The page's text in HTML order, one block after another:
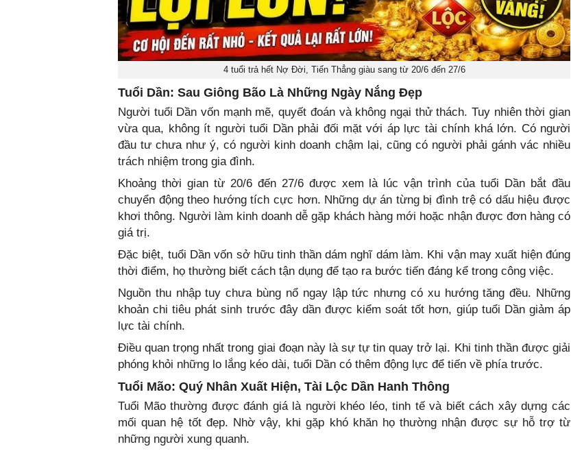
4 tuổi trả hết Nợ Đời, Tiến Thẳng giàu sang từ 20/6 đến 27/6
Tuổi Dần: Sau Giông Bão Là Những Ngày Nắng Đẹp
Người tuổi Dần vốn mạnh mẽ, quyết đoán và không ngại thử thách. Tuy nhiên thời gian
vừa qua, không ít người tuổi Dần phải đối mặt với áp lực tài chính khá lớn. Có người
đầu tư chưa như ý, có người kinh doanh chậm lại, cũng có người phải gánh vác nhiều
trách nhiệm trong gia đình.
Khoảng thời gian từ 20/6 đến 27/6 được xem là lúc vận trình của tuổi Dần bắt đầu
chuyển động theo hướng tích cực hơn. Những dự án từng bị đình trệ có dấu hiệu được
khơi thông. Người làm kinh doanh dễ gặp khách hàng mới hoặc nhận được đơn hàng có
giá trị.
Đặc biệt, tuổi Dần vốn sở hữu tinh thần dám nghĩ dám làm. Khi vận may xuất hiện đúng
thời điểm, họ thường biết cách tận dụng để tạo ra bước tiến đáng kể trong công việc.
Nguồn thu nhập tuy chưa bùng nổ ngay lập tức nhưng có xu hướng tăng đều. Những
khoản chi tiêu phát sinh trước đây dần được kiểm soát tốt hơn, giúp tuổi Dần giảm áp
lực tài chính.
Điều quan trọng nhất trong giai đoạn này là sự tự tin quay trở lại. Khi tinh thần được giải
phóng khỏi những lo lắng kéo dài, tuổi Dần có thêm động lực để tiến về phía trước.
Tuổi Mão: Quý Nhân Xuất Hiện, Tài Lộc Dần Hanh Thông
Tuổi Mão thường được đánh giá là người khéo léo, tinh tế và biết cách xây dựng các
mối quan hệ tốt đẹp. Nhờ vậy, khi gặp khó khăn họ thường nhận được sự hỗ trợ từ
những người xung quanh.